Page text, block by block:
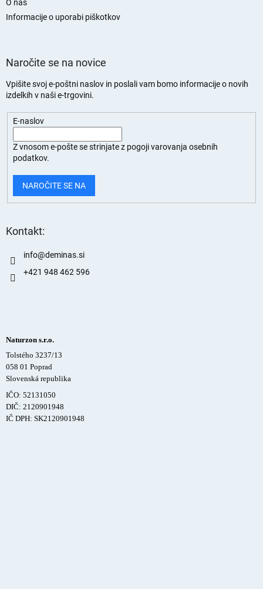
O nas
Informacije o uporabi piškotkov
Naročite se na novice
Vpišite svoj e-poštni naslov in poslali vam bomo informacije o novih
izdelkih v naši e-trgovini.
E-naslov
Z vnosom e-pošte se strinjate z pogoji varovanja osebnih
podatkov.
NAROČITE SE NA
Kontakt:
info@deminas.si
+421 948 462 596
Naturzon s.r.o.
Tolstého 3237/13
058 01 Poprad
Slovenská republika
IČO: 52131050
DIČ: 2120901948
IČ DPH: SK2120901948